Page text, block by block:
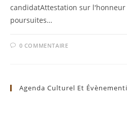
candidatAttestation sur
poursuites…
0 COMMENTAIRE
Agenda Culturel Et